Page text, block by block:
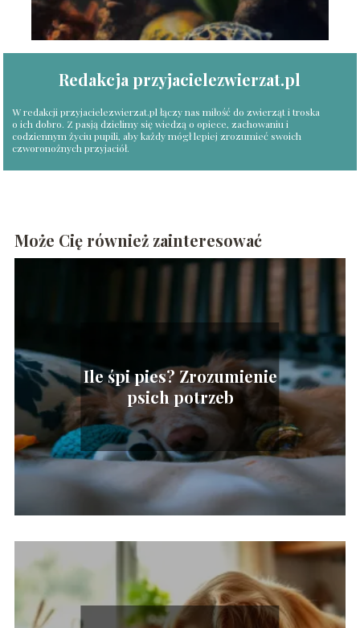
Redakcja przyjacielezwierzat.pl
W redakcji przyjacielezwierzat.pl łączy nas miłość do zwierząt i troska
o ich dobro. Z pasją dzielimy się wiedzą o opiece, zachowaniu i
codziennym życiu pupili, aby każdy mógł lepiej zrozumieć swoich
czworonożnych przyjaciół.
Może Cię również zainteresować
Ile śpi pies? Zrozumienie
psich potrzeb